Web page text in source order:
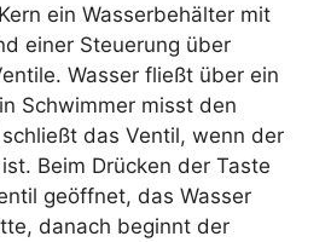
ein Wasserbehälter mit
einer Steuerung über
Wasser fließt über ein
Schwimmer misst den
das Ventil, wenn der
Beim Drücken der Taste
geöffnet, das Wasser
danach beginnt der